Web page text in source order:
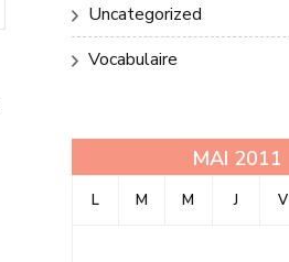
Uncategorized
Vocabulaire
MAI 2011
L M M J V